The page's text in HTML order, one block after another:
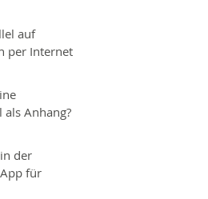
auf
per Internet
als Anhang?
der
für